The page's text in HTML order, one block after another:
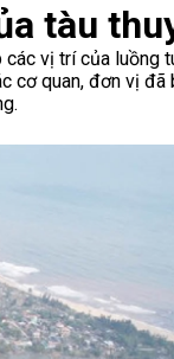
tàu
vị trí của luồng
cơ quan, đơn vị đã